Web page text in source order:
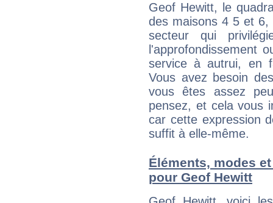
Geof Hewitt, le
des maisons 4 5 et
secteur qui
l'approfondissement
service à autrui, en
Vous avez besoin
vous êtes assez
pensez, et cela vous
car cette expression
suffit à elle-même.
Éléments, modes
pour Geof Hewitt